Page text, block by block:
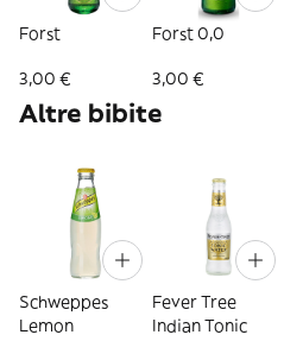
Forst
3,00 €
Forst 0,0
3,00 €
Altre bibite
Schweppes
Lemon
Fever Tree
Indian Tonic